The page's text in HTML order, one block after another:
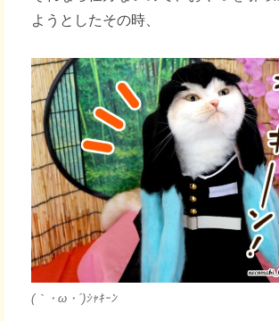
ようとしたその時、
(｀・ω・´)ｼｬｷｰﾝ